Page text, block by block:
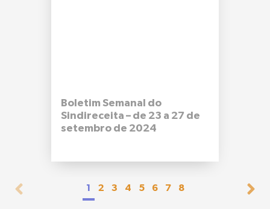
Boletim Semanal do
Sindireceita – de 23 a 27 de
setembro de 2024
1 2 3 4 5 6 7 8